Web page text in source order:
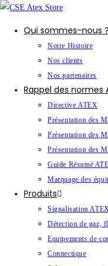
Qui sommes-nous ?
Notre Histoire
Nos clients
Nos partenaires
Rappel des normes
Directive ATEX
Présentation des
Présentation des
Présentation des
Guide Résumé
Marquage des
Produits
Signalisation
Détection de gaz,
Equipements de
Connectique